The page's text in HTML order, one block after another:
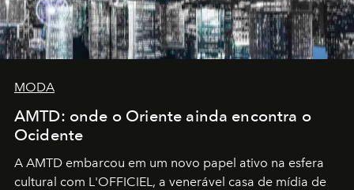
MODA
AMTD: onde o Oriente ainda encontra o
Ocidente
A AMTD embarcou em um novo papel ativo na esfera
cultural com L'OFFICIEL, a venerável casa de mídia de